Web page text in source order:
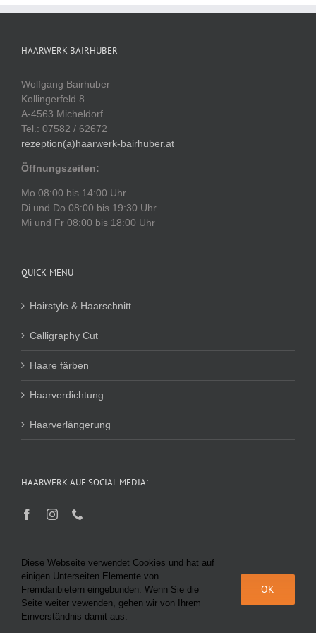
HAARWERK BAIRHUBER
Wolfgang Bairhuber
Kollingerfeld 8
A-4563 Micheldorf
Tel.: 07582 / 62672
rezeption(a)haarwerk-bairhuber.at
Öffnungszeiten:
Mo 08:00 bis 14:00 Uhr
Di und Do 08:00 bis 19:30 Uhr
Mi und Fr 08:00 bis 18:00 Uhr
QUICK-MENU
Hairstyle & Haarschnitt
Calligraphy Cut
Haare färben
Haarverdichtung
Haarverlängerung
HAARWERK AUF SOCIAL MEDIA:
© Haarwerk Bairhuber 2025 |Datenschutz| Impressum|AGB|KI-
Diese Webseite verwendet Cookies und hat auf
einigen Unterseiten Elemente von
Fremdanbietern eingebunden. Wenn Sie die
Seite weiter vewenden, gehen wir von Ihrem
Einverständnis damit aus.
OK